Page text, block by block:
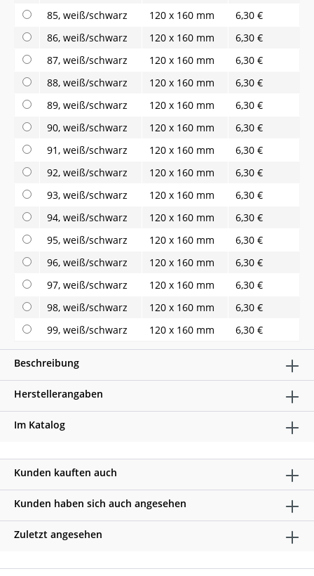
85, weiß/schwarz
120 x 160 mm
6,30 €
86, weiß/schwarz
120 x 160 mm
6,30 €
87, weiß/schwarz
120 x 160 mm
6,30 €
88, weiß/schwarz
120 x 160 mm
6,30 €
89, weiß/schwarz
120 x 160 mm
6,30 €
90, weiß/schwarz
120 x 160 mm
6,30 €
91, weiß/schwarz
120 x 160 mm
6,30 €
92, weiß/schwarz
120 x 160 mm
6,30 €
93, weiß/schwarz
120 x 160 mm
6,30 €
94, weiß/schwarz
120 x 160 mm
6,30 €
95, weiß/schwarz
120 x 160 mm
6,30 €
96, weiß/schwarz
120 x 160 mm
6,30 €
97, weiß/schwarz
120 x 160 mm
6,30 €
98, weiß/schwarz
120 x 160 mm
6,30 €
99, weiß/schwarz
120 x 160 mm 6,30 €
Beschreibung
Herstellerangaben
Im Katalog
Kunden kauften auch
Kunden haben sich auch angesehen
Zuletzt angesehen